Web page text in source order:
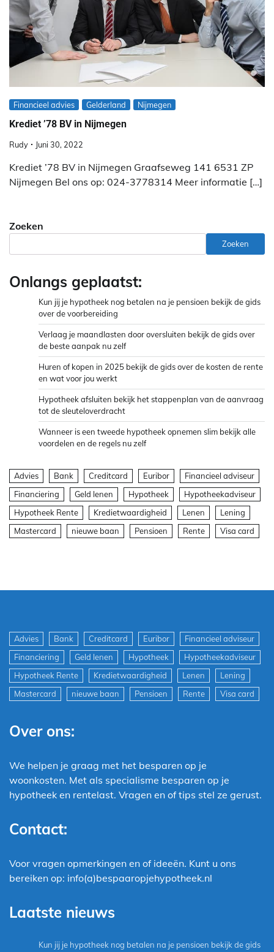
Financieel advies Gelderland Nijmegen
Krediet ’78 BV in Nijmegen
Rudy Juni 30, 2022
Krediet ’78 BV in Nijmegen Graafseweg 141 6531 ZP
Nijmegen Bel ons op: 024-3778314 Meer informatie […]
Zoeken
Zoeken
Onlangs geplaatst:
Kun jij je hypotheek nog betalen na je pensioen bekijk de gids
over de voorbereiding
Verlaag je maandlasten door oversluiten bekijk de gids over
de beste aanpak nu zelf
Huren of kopen in 2025 bekijk de gids over de kosten de rente
en wat voor jou werkt
Hypotheek afsluiten bekijk het stappenplan van de aanvraag
tot de sleuteloverdracht
Wanneer is een tweede hypotheek opnemen slim bekijk alle
voordelen en de regels nu zelf
Advies Bank Creditcard Euribor
Financieel adviseur
Financiering
Geld lenen Hypotheek
Hypotheekadviseur
Hypotheek Rente
Kredietwaardigheid Lenen
Lening
Mastercard
nieuwe baan Pensioen Rente Visa card
Advies Bank Creditcard Euribor
Financieel adviseur
Financiering
Geld lenen Hypotheek
Hypotheekadviseur
Hypotheek Rente
Kredietwaardigheid Lenen
Lening
Mastercard
nieuwe baan Pensioen Rente Visa card
Over ons:
We helpen je graag met het besparen op je
woonkosten. Met als specialisme besparen op je
hypotheek en rentelast. Vragen en of tips stel ze gerust.
Contact:
Voor vragen opmerkingen en of ideeën. Kunt u ons
bereiken op: info(a)bespaaropjehypotheek.nl
Laatste nieuws
Kun jij je hypotheek nog betalen na je pensioen bekijk de gids